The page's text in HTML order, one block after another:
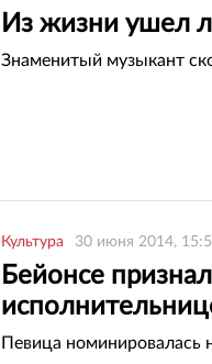
Из жизни ушел
Знаменитый музыкант
Культура 30 июня 2014,
Бейонсе
Певица номинировалась